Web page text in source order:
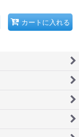
カートに入れる